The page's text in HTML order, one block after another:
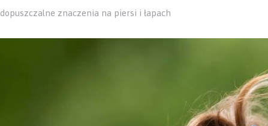
dopuszczalne znaczenia na piersi i łapach